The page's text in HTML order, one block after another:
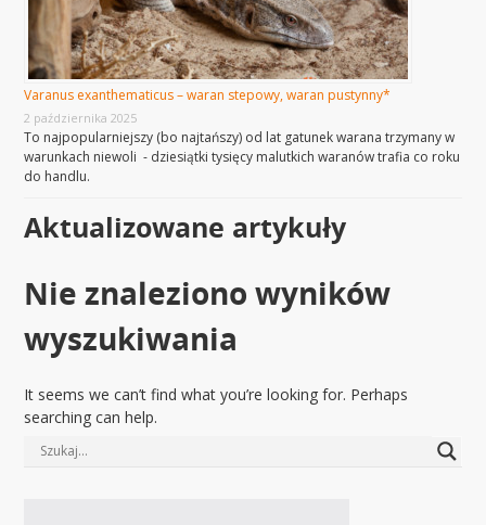
Varanus exanthematicus – waran stepowy, waran pustynny*
2 października 2025
To najpopularniejszy (bo najtańszy) od lat gatunek warana trzymany w
warunkach niewoli - dziesiątki tysięcy malutkich waranów trafia co roku
do handlu.
Aktualizowane artykuły
Nie znaleziono wyników
wyszukiwania
It seems we can’t find what you’re looking for. Perhaps
searching can help.